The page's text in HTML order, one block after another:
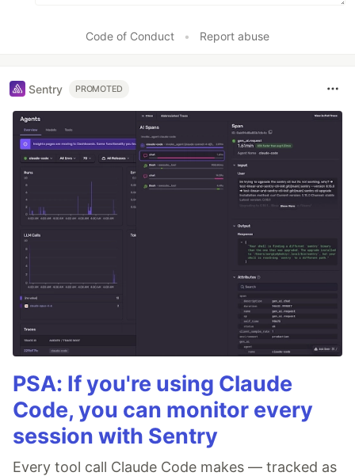
Code of Conduct • Report abuse
Sentry PROMOTED
PSA: If you're using Claude
Code, you can monitor every
session with Sentry
Every tool call Claude Code makes — tracked as